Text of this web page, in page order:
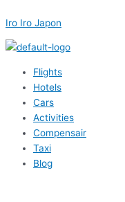
容
を
ス
Iro Iro Japon
Flights
Hotels
Cars
Activities
Compensair
Taxi
Blog
navigation